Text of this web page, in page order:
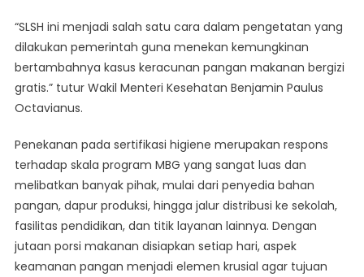
“SLSH ini menjadi salah satu cara dalam pengetatan yang
dilakukan pemerintah guna menekan kemungkinan
bertambahnya kasus keracunan pangan makanan bergizi
gratis.” tutur Wakil Menteri Kesehatan Benjamin Paulus
Octavianus.
Penekanan pada sertifikasi higiene merupakan respons
terhadap skala program MBG yang sangat luas dan
melibatkan banyak pihak, mulai dari penyedia bahan
pangan, dapur produksi, hingga jalur distribusi ke sekolah,
fasilitas pendidikan, dan titik layanan lainnya. Dengan
jutaan porsi makanan disiapkan setiap hari, aspek
keamanan pangan menjadi elemen krusial agar tujuan